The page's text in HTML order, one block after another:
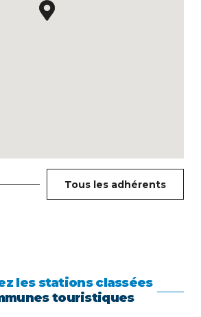
Tous les adhérents
les stations classées
touristiques